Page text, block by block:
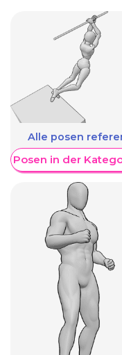
Alle posen
Posen in der